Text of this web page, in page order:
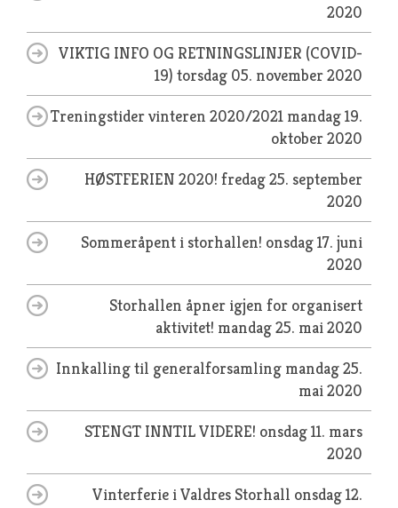
2020
VIKTIG INFO OG RETNINGSLINJER (COVID-
19) torsdag 05. november 2020
Treningstider vinteren 2020/2021 mandag 19.
oktober 2020
HØSTFERIEN 2020! fredag 25. september
2020
Sommeråpent i storhallen! onsdag 17. juni
2020
Storhallen åpner igjen for organisert
aktivitet! mandag 25. mai 2020
Innkalling til generalforsamling mandag 25.
mai 2020
STENGT INNTIL VIDERE! onsdag 11. mars
2020
Vinterferie i Valdres Storhall onsdag 12.